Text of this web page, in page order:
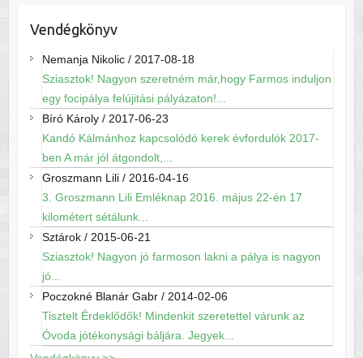
Vendégkönyv
Nemanja Nikolic/ 2017-08-18
Sziasztok! Nagyon szeretném már,hogy Farmos induljon
egy focipálya felújitási pályázaton!...
Bíró Károly/ 2017-06-23
Kandó Kálmánhoz kapcsolódó kerek évfordulók 2017-
ben A már jól átgondolt,...
Groszmann Lili/ 2016-04-16
3. Groszmann Lili Emléknap 2016. május 22-én 17
kilométert sétálunk...
Sztárok/ 2015-06-21
Sziasztok! Nagyon jó farmoson lakni a pálya is nagyon
jó...
Poczokné Blanár Gabr/ 2014-02-06
Tisztelt Érdeklődők! Mindenkit szeretettel várunk az
Óvoda jótékonysági báljára. Jegyek...